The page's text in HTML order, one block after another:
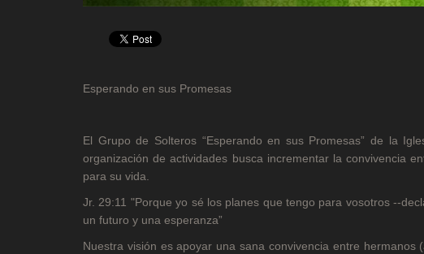
Esperando en sus Promesas
El Grupo de Solteros “Esperando en sus Promesas” de la
organización de actividades busca incrementar la convivencia
para su vida.
Jr. 29:11 "Porque yo sé los planes que tengo para vosotros --
un futuro y una esperanza”
Nuestra visión es apoyar una sana convivencia entre